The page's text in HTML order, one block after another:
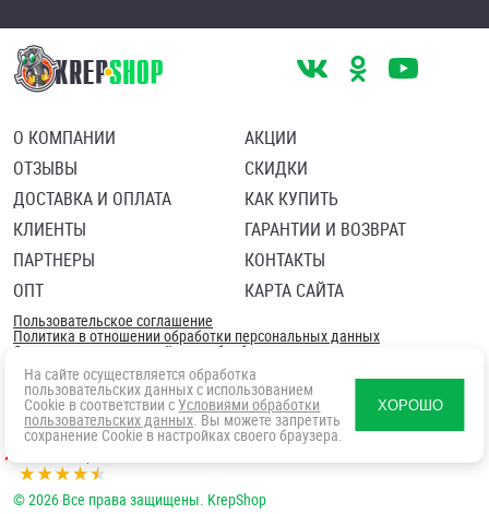
О КОМПАНИИ
ОТЗЫВЫ
ДОСТАВКА И ОПЛАТА
КЛИЕНТЫ
ПАРТНЕРЫ
ОПТ
АКЦИИ
СКИДКИ
КАК КУПИТЬ
ГАРАНТИИ И ВОЗВРАТ
КОНТАКТЫ
КАРТА САЙТА
Пользовательское соглашение
Политика в отношении обработки персональных данных
Согласие посетителя сайта на обработку персональных данны
© 2026 Все права защищены. KrepShop
На сайте осуществляется обработка
пользовательских данных с использованием
Cookie в соответствии с Условиями обработки
пользовательских данных. Вы можете запретить
сохранение Cookie в настройках своего браузера.
ХОРОШО